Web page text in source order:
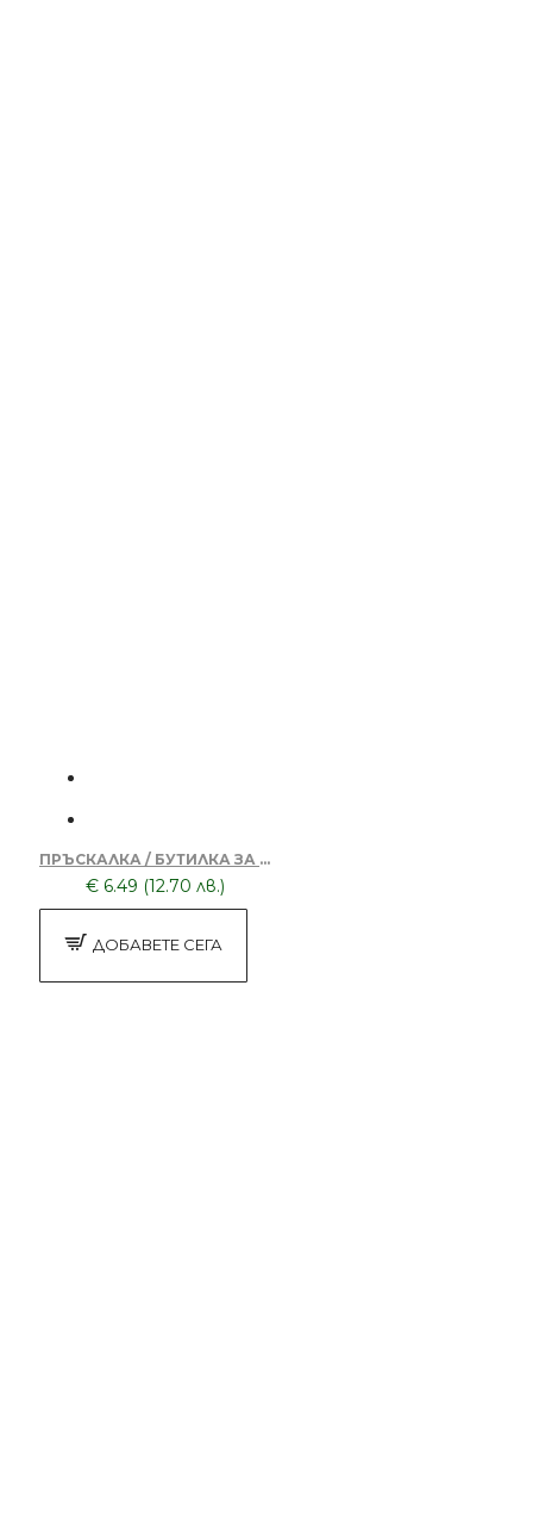
ПРЪСКАЛКА / БУТИЛКА ЗА ВОДА 2110-02
€ 6.49 (12.70 лв.)
ДОБАВЕТЕ СЕГА